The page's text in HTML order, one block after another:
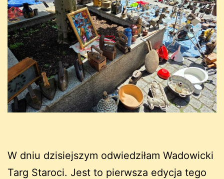
W dniu dzisiejszym odwiedziłam Wadowicki
Targ Staroci. Jest to pierwsza edycja tego